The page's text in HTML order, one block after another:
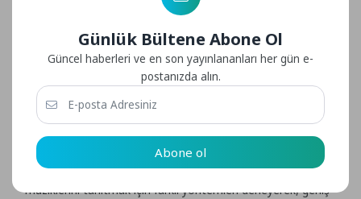
Spotify Dinlenme Oranı Nasıl Artırılır
Spotify Nedir Nasıl Kullanılır?
1 3 Aylık Bebek Bakımı Nasıl Olmalı İpuçları
Koruyucu Aile Olmak ve Kimler Olabilir
GeziRehberi
Bu öneriler, Spotify’da dinlenme oranını artırmak için
kullanılabilen birkaç stratejidir. Başarılı bir sanatçı,
müziklerini tanıtmak için farklı yöntemleri deneyerek, geniş
Günlük Bültene Abone Ol
Güncel haberleri ve en son yayınlananları her gün e-
postanızda alın.
Abone ol